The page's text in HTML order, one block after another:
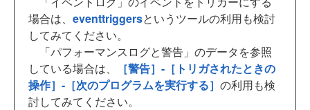
場合は、 eventtriggersというツールの利用も検討
してみてください。
「パフォーマンスログと警告」のデータを参照
している場合は、
［警告］-［トリガされたときの
操作］-［次のプログラムを実行する］ の利用も検
討してみてください。